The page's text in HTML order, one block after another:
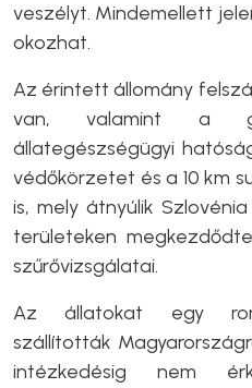
veszélyt. Mindemellett
okozhat.
Az érintett állomány
van, valamint a
állategészségügyi
védőkörzetet és a 10 km
is, mely átnyúlik
területeken
szűrővizsgálatai.
Az állatokat egy
szállították
intézkedésig nem